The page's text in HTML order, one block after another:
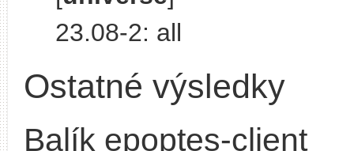
23.08-2: all
Ostatné výsledky
Balík epoptes-client